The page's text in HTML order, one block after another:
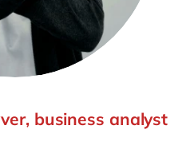
business analyst